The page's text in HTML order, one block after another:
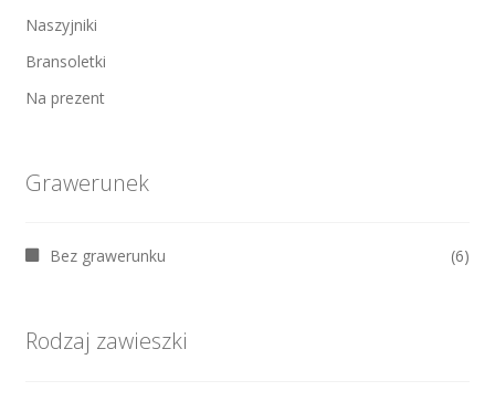
Naszyjniki
Bransoletki
Na prezent
Grawerunek
Bez grawerunku (6)
Rodzaj zawieszki